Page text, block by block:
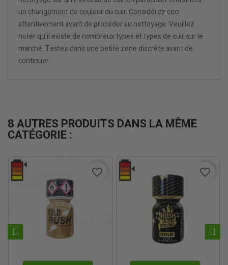
un changement de couleur du cuir. Considérez ceci
attentivement avant de procéder au nettoyage. Veuillez
noter qu'il existe de nombreux types et types de cuir sur le
marché. Testez dans une petite zone discrète avant de
continuer.
8 AUTRES PRODUITS DANS LA MÊME
CATÉGORIE :
favorite_border favorite_border